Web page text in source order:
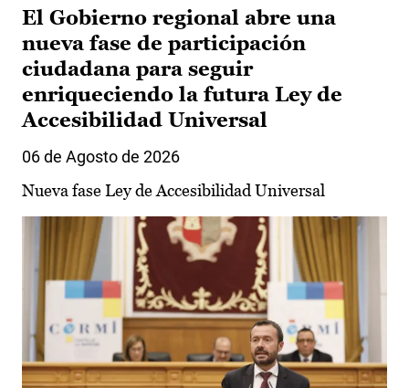
El Gobierno regional abre una
nueva fase de participación
ciudadana para seguir
enriqueciendo la futura Ley de
Accesibilidad Universal
06 de Agosto de 2026
Nueva fase Ley de Accesibilidad Universal